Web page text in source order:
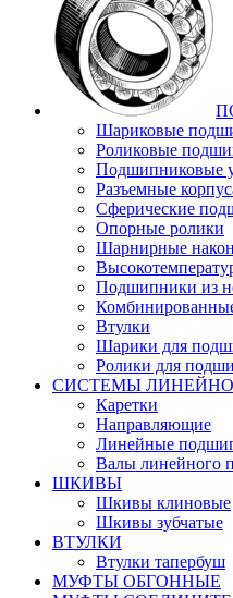
Шариковые
Роликовые
Подшипниковые
Разъемные
Сферические
Опорные ролики
Шарнирные
Подшипники из
Втулки
Шарики для
Ролики для
СИСТЕМЫ
Каретки
Направляющие
Линейные
Валы линейного
ШКИВЫ
Шкивы клиновые
Шкивы зубчатые
ВТУЛКИ
Втулки тапербуш
МУФТЫ ОБГОННЫЕ